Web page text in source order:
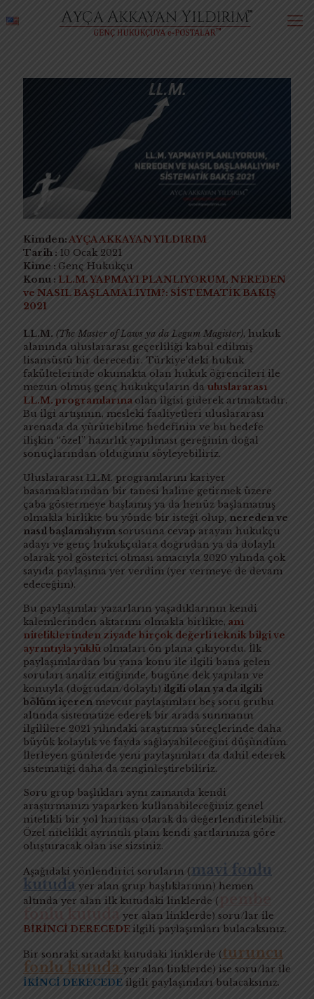
Kimden:AYÇA AKKAYAN YILDIRIM
Tarih : 10 Ocak 2021
Kime : Genç Hukukçu
Konu : LL.M. YAPMAYI PLANLIYORUM, NEREDEN
ve NASIL BAŞLAMALIYIM?: SİSTEMATİK BAKIŞ
2021
LL.M. (The Master of Laws ya da Legum Magister), hukuk
alanında uluslararası geçerliliği kabul edilmiş
lisansüstü bir derecedir. Türkiye’deki hukuk
fakültelerinde okumakta olan hukuk öğrencileri ile
mezun olmuş genç hukukçuların da uluslararası
LL.M. programlarınaolan ilgisi giderek artmaktadır.
Bu ilgi artışının, mesleki faaliyetleri uluslararası
arenada da yürütebilme hedefinin ve bu hedefe
ilişkin “özel” hazırlık yapılması gereğinin doğal
sonuçlarından olduğunu söyleyebiliriz.
Uluslararası LL.M. programlarını kariyer
basamaklarından bir tanesi haline getirmek üzere
çaba göstermeye başlamış ya da henüz başlamamış
olmakla birlikte bu yönde bir isteği olup, nereden ve
nasıl başlamalıyım sorusuna cevap arayan hukukçu
adayı ve genç hukukçulara doğrudan ya da dolaylı
olarak yol gösterici olması amacıyla 2020 yılında çok
sayıda paylaşıma yer verdim (yer vermeye de devam
edeceğim).
Bu paylaşımlar yazarların yaşadıklarının kendi
kalemlerinden aktarımı olmakla birlikte, anı
niteliklerinden ziyade birçok değerli teknik bilgi ve
ayrıntıyla yüklü olmaları ön plana çıkıyordu. İlk
paylaşımlardan bu yana konu ile ilgili bana gelen
soruları analiz ettiğimde, bugüne dek yapılan ve
konuyla (doğrudan/dolaylı) ilgili olan ya da ilgili
bölüm içeren mevcut paylaşımları beş soru grubu
altında sistematize ederek bir arada sunmanın
ilgililere 2021 yılındaki araştırma süreçlerinde daha
büyük kolaylık ve fayda sağlayabileceğini düşündüm.
İlerleyen günlerde yeni paylaşımları da dahil ederek
sistematiği daha da zenginleştirebiliriz.
Soru grup başlıkları aynı zamanda kendi
araştırmanızı yaparken kullanabileceğiniz genel
nitelikli bir yol haritası olarak da değerlendirilebilir.
Özel nitelikli ayrıntılı planı kendi şartlarınıza göre
oluşturacak olan ise sizsiniz.
Aşağıdaki yönlendirici soruların (mavi fonlu
kutuda yer alan grup başlıklarının) hemen
altında yer alan ilk kutudaki linklerde (
yer alan linklerde) soru/lar ile
BİRİNCİ DERECEDEilgili paylaşımları bulacaksınız.
Bir sonraki sıradaki kutudaki linklerde (turuncu
fonlu kutuda yer alan linklerde) ise soru/lar ile
İKİNCİ DERECEDE ilgili paylaşımları bulacaksınız.